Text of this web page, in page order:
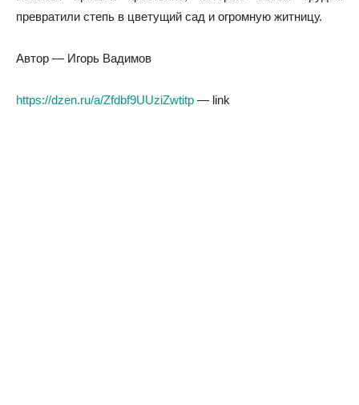
превратили степь в цветущий сад и огромную житницу.
Автор — Игорь Вадимов
https://dzen.ru/a/Zfdbf9UUziZwtitp — link